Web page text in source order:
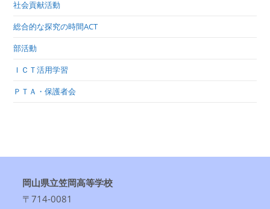
社会貢献活動
総合的な探究の時間ACT
部活動
ＩＣＴ活用学習
ＰＴＡ・保護者会
岡山県立笠岡高等学校
〒714-0081